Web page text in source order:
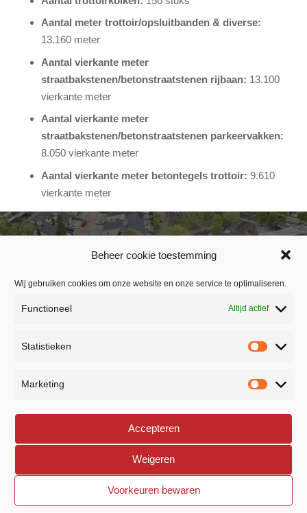
Beheer cookie toestemming
Wij gebruiken cookies om onze website en onze service te optimaliseren.
Functioneel Altijd actief
Statistieken
Marketing
Accepteren
Weigeren
Voorkeuren bewaren
Aantal meter trottoir/opsluitbanden & diverse:
13.160 meter
Aantal vierkante meter
straatbakstenen/betonstraatstenen rijbaan: 13.100
vierkante meter
Aantal vierkante meter
straatbakstenen/betonstraatstenen parkeervakken:
8.050 vierkante meter
Aantal vierkante meter betontegels trottoir: 9.610
vierkante meter
wijk Lauwere te Uden
Herinrichting Violierstraat
home
5391 LR NULAND
INFO@ROYVERSTEGEN.NL
©2026 All rights reserved. Roy Verstegen | Created and